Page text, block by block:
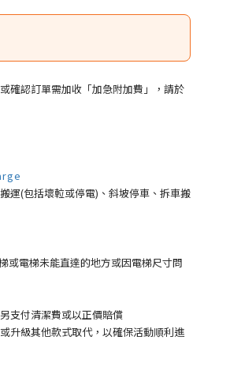
確認訂單需加收「加急附加費」，請於
運(包括壞𨋢或停電)、斜坡停車、拆車搬
或電梯未能直達的地方或因電梯尺寸問
支付清潔費或以正價賠償
升級其他款式取代，以確保活動順利進